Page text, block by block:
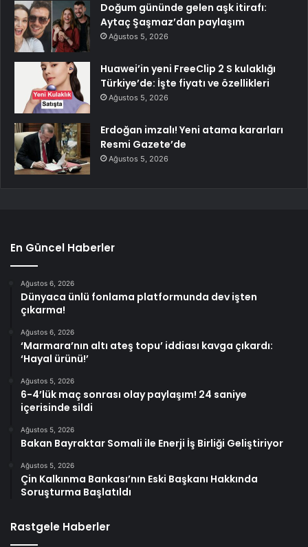
Doğum gününde gelen aşk itirafı:
Aytaç Şaşmaz’dan paylaşım
Ağustos 5, 2026
Huawei’in yeni FreeClip 2 S kulaklığı
Türkiye’de: İşte fiyatı ve özellikleri
Ağustos 5, 2026
Erdoğan imzalı! Yeni atama kararları
Resmi Gazete’de
Ağustos 5, 2026
En Güncel Haberler
Ağustos 6, 2026
Dünyaca ünlü fonlama platformunda dev işten
çıkarma!
Ağustos 6, 2026
‘Marmara’nın altı ateş topu’ iddiası kavga çıkardı:
‘Hayal ürünü!’
Ağustos 5, 2026
6-4’lük maç sonrası olay paylaşım! 24 saniye
içerisinde sildi
Ağustos 5, 2026
Bakan Bayraktar Somali ile Enerji İş Birliği Geliştiriyor
Ağustos 5, 2026
Çin Kalkınma Bankası’nın Eski Başkanı Hakkında
Soruşturma Başlatıldı
Rastgele Haberler